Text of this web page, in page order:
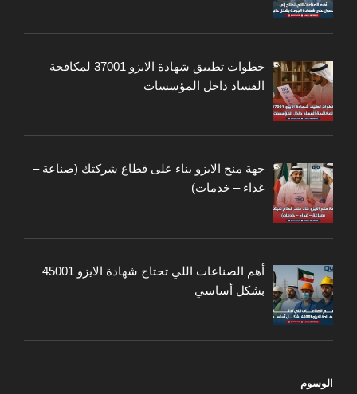
خطوات تطبيق شهادة الايزو 37001 لمكافحة
الفساد داخل المؤسسات
جهة منح الايزو بناء على قطاع شركتك (صناعة –
غذاء – خدمات)
أهم الصناعات اللي تحتاج شهادة الايزو 45001
بشكل أساسي
الوسوم